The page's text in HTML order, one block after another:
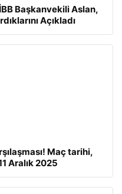
Başkanvekili Aslan,
Açıkladı
Maç tarihi,
Aralık 2025